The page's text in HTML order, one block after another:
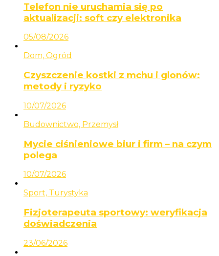
Telefon nie uruchamia się po
aktualizacji: soft czy elektronika
05/08/2026
Dom, Ogród
Czyszczenie kostki z mchu i glonów:
metody i ryzyko
10/07/2026
Budownictwo, Przemysł
Mycie ciśnieniowe biur i firm – na czym
polega
10/07/2026
Sport, Turystyka
Fizjoterapeuta sportowy: weryfikacja
doświadczenia
23/06/2026